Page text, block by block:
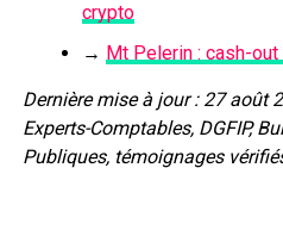
crypto
→ Mt Pelerin : cash-
Dernière mise à jour : 27 août
Experts-Comptables, DGFIP,
Publiques, témoignages